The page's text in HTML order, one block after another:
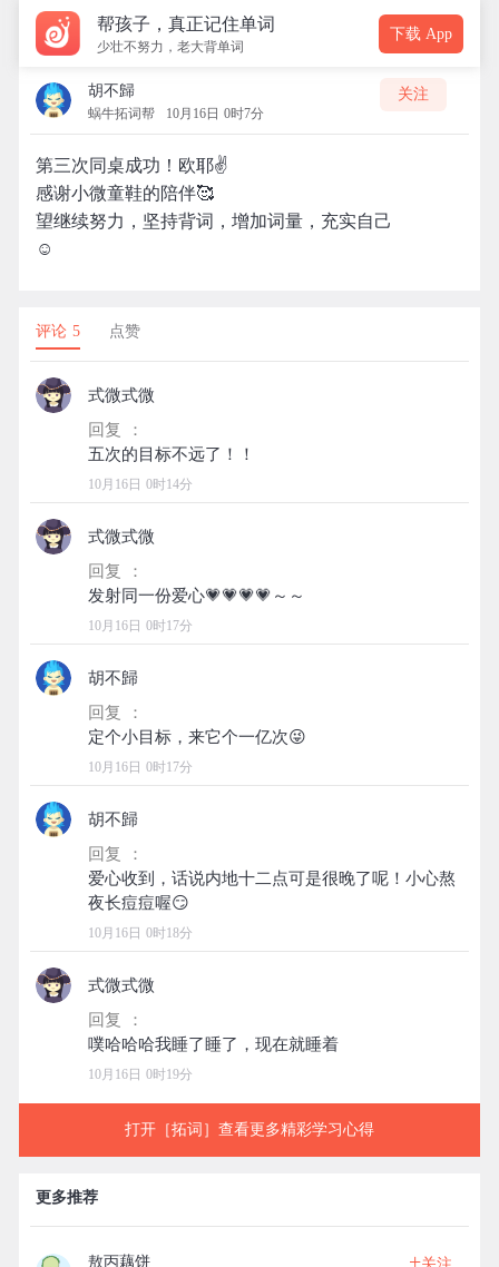
帮孩子，真正记住单词
少壮不努力，老大背单词
下载 App
胡不歸
蜗牛拓词帮 10月16日 0时7分
关注
第三次同桌成功！欧耶✌️
感谢小微童鞋的陪伴🥰
望继续努力，坚持背词，增加词量，充实自己
☺️
评论 5 点赞
式微式微
回复 ：
10月16日 0时14分
式微式微
回复 ：
10月16日 0时17分
胡不歸
回复 ：
10月16日 0时17分
胡不歸
回复 ：
爱心收到，话说内地十二点可是很晚了呢！小心熬
10月16日 0时18分
式微式微
回复 ：
10月16日 0时19分
打开［拓词］查看更多精彩学习心得
更多推荐
敖丙藕饼 +